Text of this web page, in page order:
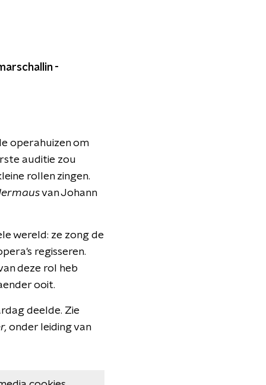
-
operahuizen om
auditie zou
rollen zingen.
van Johann
wereld: ze zong de
regisseren.
deze rol heb
ooit.
deelde. Zie
onder leiding van